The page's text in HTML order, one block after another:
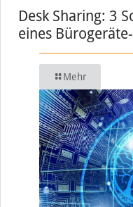
Desk Sharing: 3
eines
Mehr